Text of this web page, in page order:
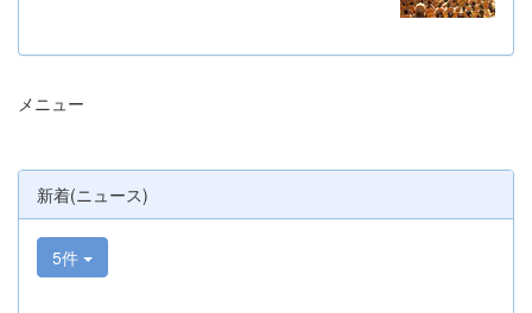
した。 また、各日およそ80名のボランテ
明、探究発表などの運営に携わりました。生
なお、本校は今年度、群馬県教育委員会か
らSAH+ Leading Schoolに認定されていま
す。富岡高校は、これからも「自ら考え、判
断し、行動できる生徒の育成」に取り組んで
まいります。
メニュー
新着(ニュース)
5件